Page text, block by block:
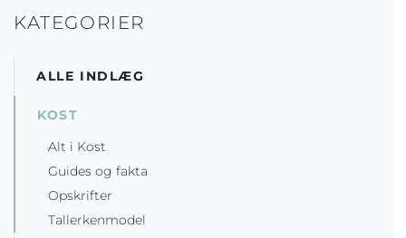
KATEGORIER
ALLE INDLÆG
KOST
Alt i Kost
Guides og fakta
Opskrifter
Tallerkenmodel